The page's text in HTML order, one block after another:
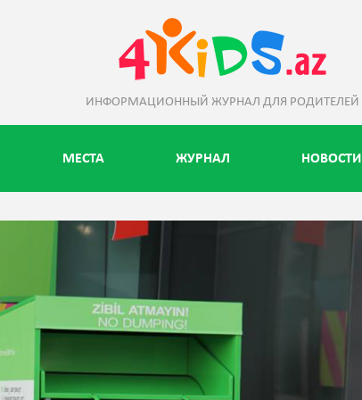
ИНФОРМАЦИОННЫЙ ЖУРНАЛ ДЛЯ РОДИТЕЛЕЙ
МЕСТА ЖУРНАЛ НОВОСТИ